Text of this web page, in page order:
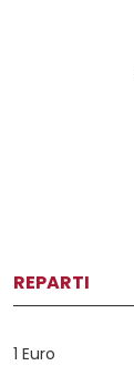
REPARTI
1 Euro